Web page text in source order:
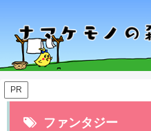
PR
ファンタジー